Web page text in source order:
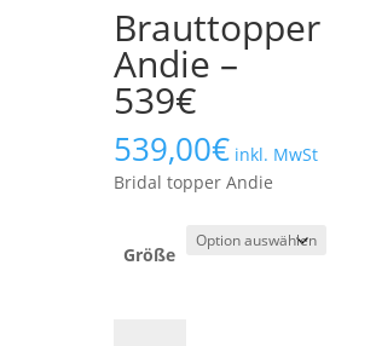
Brauttopper
Andie –
539€
539,00€ inkl. MwSt
Bridal topper Andie
Größe